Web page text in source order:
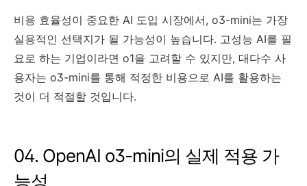
비용 효율성이 중요한 AI 도입 시장에서, o3-mini는 가장
실용적인 선택지가 될 가능성이 높습니다. 고성능 AI를 필
요로 하는 기업이라면 o1을 고려할 수 있지만, 대다수 사
용자는 o3-mini를 통해 적정한 비용으로 AI를 활용하는
것이 더 적절할 것입니다.
04. OpenAI o3-mini의 실제 적용 가
능성